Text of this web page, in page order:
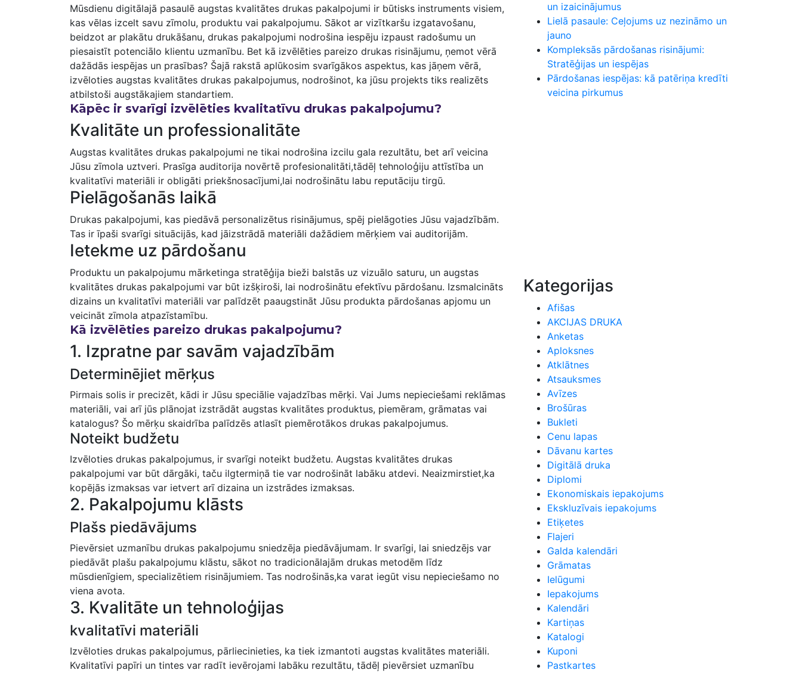
Mūsdienu digitālajā pasaulē augstas kvalitātes drukas pakalpojumi ir ​būtisks​ instruments visiem,
kas vēlas izcelt savu zīmolu, produktu vai pakalpojumu. Sākot ar vizītkaršu izgatavošanu,
beidzot ⁤ar⁣ plakātu drukāšanu, drukas ⁢pakalpojumi nodrošina iespēju izpaust‌ radošumu un
piesaistīt potenciālo klientu uzmanību. Bet kā izvēlēties pareizo drukas​ risinājumu, ņemot ‌vērā
dažādās iespējas un prasības? Šajā rakstā aplūkosim svarīgākos aspektus, kas jāņem vērā,‌
izvēloties augstas kvalitātes drukas pakalpojumus, nodrošinot, ka jūsu ‍projekts tiks realizēts
atbilstoši augstākajiem standartiem.
Kāpēc ir svarīgi izvēlēties kvalitatīvu drukas pakalpojumu?
Kvalitāte⁤ un professionalitāte
Augstas kvalitātes drukas pakalpojumi ne tikai nodrošina ⁣izcilu gala ​rezultātu, bet arī veicina
Jūsu zīmola uztveri. Prasīga auditorija novērtē profesionalitāti,tādēļ tehnoloģiju attīstība un
kvalitatīvi materiāli ir obligāti priekšnosacījumi,lai nodrošinātu labu reputāciju⁣ tirgū.
Pielāgošanās laikā
Drukas pakalpojumi, kas piedāvā personalizētus risinājumus, spēj pielāgoties ‌Jūsu vajadzībām.‍
Tas ir īpaši svarīgi situācijās, kad jāizstrādā materiāli dažādiem mērķiem vai auditorijām.
Ietekme uz pārdošanu
Produktu‍ un pakalpojumu mārketinga stratēģija‍ bieži balstās uz vizuālo saturu, un‍ augstas
kvalitātes drukas pakalpojumi var būt izšķiroši, lai nodrošinātu efektīvu pārdošanu. Izsmalcināts
dizains un kvalitatīvi materiāli var palīdzēt​ paaugstināt Jūsu produkta pārdošanas apjomu un
veicināt ⁣zīmola atpazīstamību.
Kā izvēlēties pareizo drukas ‍pakalpojumu?
1. Izpratne par savām vajadzībām
Determinējiet mērķus
Pirmais solis ir precizēt, kādi ir Jūsu speciālie vajadzības mērķi. Vai Jums nepieciešami reklāmas
materiāli, vai arī jūs plānojat izstrādāt augstas kvalitātes produktus, piemēram, grāmatas vai‍
katalogus? Šo mērķu​ skaidrība palīdzēs atlasīt piemērotākos⁢ drukas pakalpojumus.
Noteikt​ budžetu
Izvēloties drukas ‍pakalpojumus, ir svarīgi noteikt budžetu. Augstas kvalitātes drukas
pakalpojumi var ⁣būt ​dārgāki, taču ilgtermiņā tie var nodrošināt labāku​ atdevi. Neaizmirstiet,ka
kopējās izmaksas ⁤var ietvert arī⁢ dizaina un izstrādes izmaksas.
2. Pakalpojumu ⁣klāsts
Plašs‍ piedāvājums
Pievērsiet uzmanību drukas pakalpojumu sniedzēja piedāvājumam. Ir svarīgi, lai sniedzējs var
piedāvāt plašu pakalpojumu klāstu,‌ sākot ​no tradicionālajām drukas‍ metodēm‍ līdz
mūsdienīgiem, specializētiem risinājumiem. Tas nodrošinās,ka varat iegūt visu nepieciešamo no
viena avota.
3. Kvalitāte un tehnoloģijas
kvalitatīvi materiāli
Izvēloties ‍drukas pakalpojumus, pārliecinieties, ka tiek izmantoti augstas kvalitātes materiāli.
Kvalitatīvi papīri un tintes var radīt ievērojami⁢ labāku rezultātu, tādēļ pievērsiet uzmanību
un izaicinājumus
Lielā pasaule: Ceļojums uz nezināmo un
jauno
Kompleksās pārdošanas risinājumi:
Stratēģijas un iespējas
Pārdošanas iespējas: kā patēriņa kredīti
veicina pirkumus
Kategorijas
Afišas
AKCIJAS DRUKA
Anketas
Aploksnes
Atklātnes
Atsauksmes
Avīzes
Brošūras
Bukleti
Cenu lapas
Dāvanu kartes
Digitālā druka
Diplomi
Ekonomiskais iepakojums
Ekskluzīvais iepakojums
Etiķetes
Flajeri
Galda kalendāri
Grāmatas
Ielūgumi
Iepakojums
Kalendāri
Kartiņas
Katalogi
Kuponi
Pastkartes